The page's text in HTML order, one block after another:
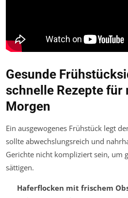
Gesunde
schnelle Rezepte für
Morgen
Ein ausgewogenes Frühstück legt
sollte abwechslungsreich und
Gerichte nicht kompliziert sein, um
sättigen.
Haferflocken mit frischem